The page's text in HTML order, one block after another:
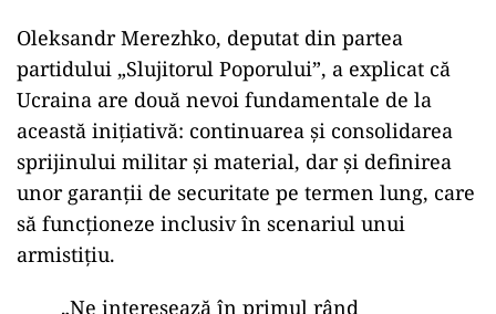
Oleksandr Merezhko, deputat din partea
partidului „Slujitorul Poporului”, a explicat că
Ucraina are două nevoi fundamentale de la
această inițiativă: continuarea și consolidarea
sprijinului militar și material, dar și definirea
unor garanții de securitate pe termen lung, care
să funcționeze inclusiv în scenariul unui
armistițiu.
„Ne interesează în primul rând